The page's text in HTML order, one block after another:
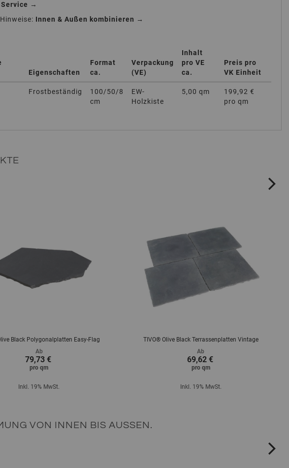
Service →
Innen & Außen kombinieren →
Eigenschaften
Format
ca.
Verpackung
(VE)
Inhalt
pro VE
ca.
Preis pro
VK Einheit
Frostbeständig
100/50/8
cm
EW-
Holzkiste
5,00 qm
199,92 €
pro qm
Black Polygonalplatten Easy-Flag
Ab
79,73 €
proqm
Inkl. 19% MwSt.
TIVO® Olive Black Terrassenplatten Vintage
Ab
69,62 €
pro qm
Inkl. 19% MwSt.
VON INNEN BIS AUSSEN.